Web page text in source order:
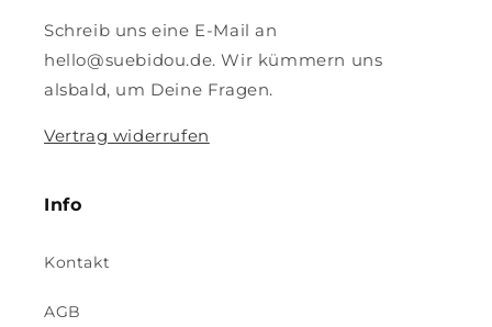
Schreib uns eine E-Mail an
hello@suebidou.de. Wir kümmern uns
alsbald, um Deine Fragen.
Vertrag widerrufen
Info
Kontakt
AGB